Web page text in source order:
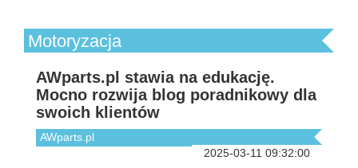
Motoryzacja
AWparts.pl stawia na edukację.
Mocno rozwija blog poradnikowy dla
swoich klientów
AWparts.pl
2025-03-11 09:32:00